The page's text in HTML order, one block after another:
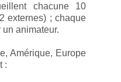
chacune 10
externes) ; chaque
animateur.
Amérique, Europe
: